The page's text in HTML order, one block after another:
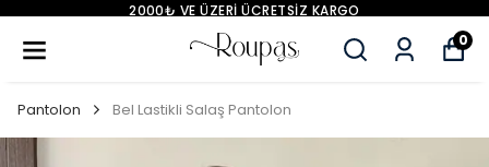
2000₺ VE ÜZERİ ÜCRETSİZ KARGO
0
Pantolon Bel Lastikli Salaş Pantolon